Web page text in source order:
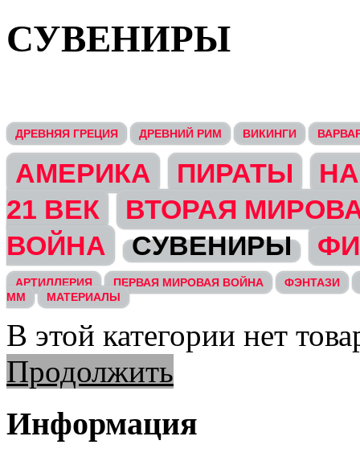
СУВЕНИРЫ
ДРЕВНЯЯ ГРЕЦИЯ ДРЕВНИЙ РИМ ВИКИНГИ
АМЕРИКА ПИРАТЫ
21 ВЕК
ВТОРАЯ
ВОЙНА
СУВЕНИРЫ
АРТИЛЛЕРИЯ ПЕРВАЯ МИРОВАЯ ВОЙНА
ФЭНТАЗИ
ММ
МАТЕРИАЛЫ
В этой категории нет
Продолжить
Информация